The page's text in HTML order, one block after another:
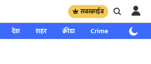
सबस्क्राईब
देश शहर क्रीडा Crime साप्ताहिक